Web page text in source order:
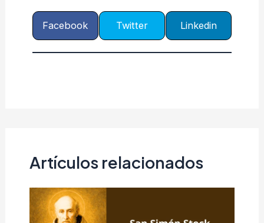
Facebook Twitter Linkedin
Artículos relacionados